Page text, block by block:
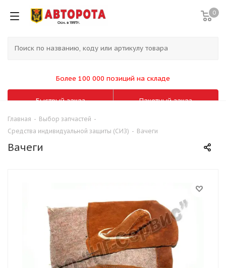
0
Более 100 000 позиций на складе
Быстрый заказ Пакетный заказ
Главная - Выбор запчастей -
Средства индивидуальной защиты (СИЗ) - Вачеги
Вачеги